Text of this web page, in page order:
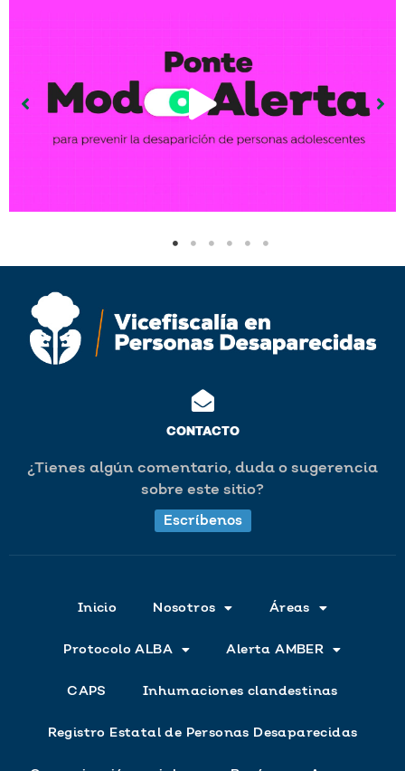
CONTACTO
¿Tienes algún comentario, duda o sugerencia
sobre este sitio?
Escríbenos
Inicio Nosotros Áreas
Protocolo ALBA Alerta AMBER
CAPS Inhumaciones clandestinas
Registro Estatal de Personas Desaparecidas